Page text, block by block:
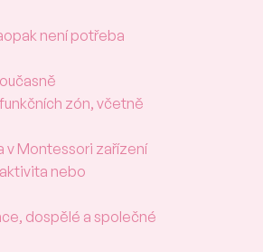
není potřeba
zón, včetně
v Montessori zařízení
nebo
dospělé a společné